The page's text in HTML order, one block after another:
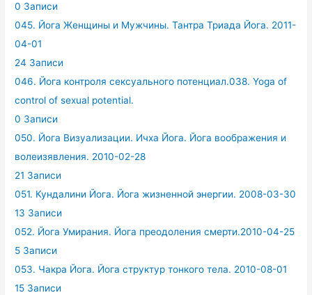
0 Записи
045. Йога Женщины и Мужчины. Тантра Триада Йога. 2011-
04-01
24 Записи
046. Йога контроля сексуального потенциал.038. Yoga of
control of sexual potential.
0 Записи
050. Йога Визуализации. Ичха Йога. Йога воображения и
волеизявления. 2010-02-28
21 Записи
051. Кундалини Йога. Йога жизненной энергии. 2008-03-30
13 Записи
052. Йога Умирания. Йога преодоления смерти.2010-04-25
5 Записи
053. Чакра Йога. Йога структур тонкого тела. 2010-08-01
15 Записи